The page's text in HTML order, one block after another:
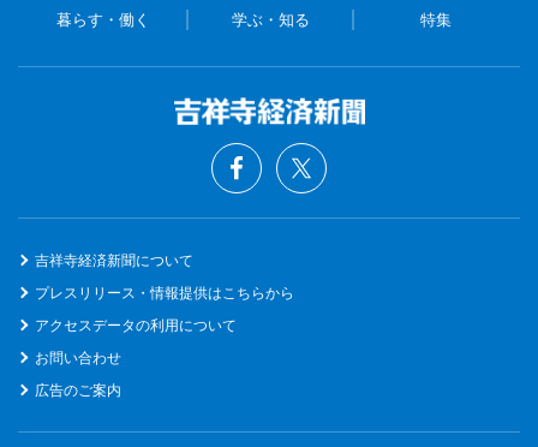
暮らす・働く 学ぶ・知る 特集
吉祥寺経済新聞について
プレスリリース・情報提供はこちらから
アクセスデータの利用について
お問い合わせ
広告のご案内